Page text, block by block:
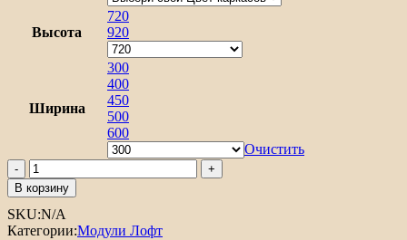
7
209₽
Высота
720
920
Ширина
300
400
450
500
600
Очистить
Количество
товара
Шкаф
верхний
с
В корзину
SKU:N/A
Категории:Модули Лофт